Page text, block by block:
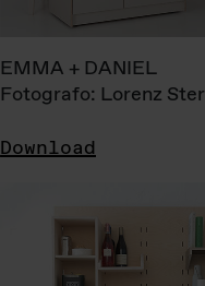
EMMA + DANIEL
Fotografo: Lorenz
Download